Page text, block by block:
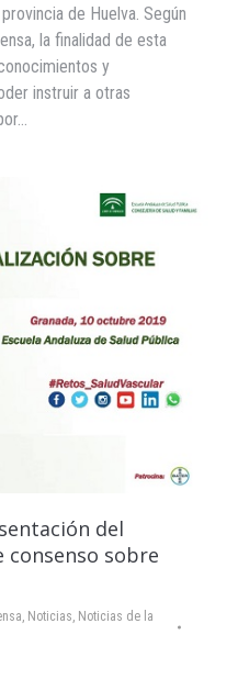
de Huelva. Según
la finalidad de esta
y
instruir a otras
del
sobre
, Noticias, Noticias de la